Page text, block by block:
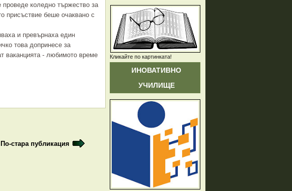
коледно тържество за
присъствие беше очаквано с
и превърнаха един
това допринесе за
ваканцията - любимото време
По-стара публикация
Кликайте по картинката!
ИНОВАТИВНО
УЧИЛИЩЕ